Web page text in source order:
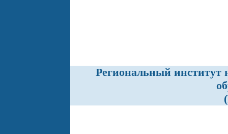
Региональный институт